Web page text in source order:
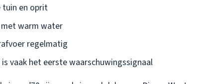
tuin en oprit
warm water
regelmatig
vaak het eerste waarschuwingssignaal